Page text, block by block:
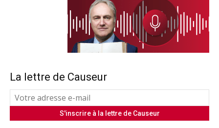
La lettre de Causeur